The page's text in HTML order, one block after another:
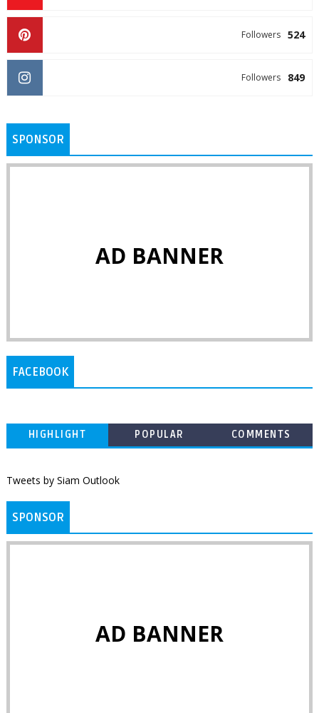
524
Followers
849
Followers
SPONSOR
AD BANNER
FACEBOOK
HIGHLIGHT POPULAR COMMENTS
Tweets by Siam Outlook
SPONSOR
AD BANNER